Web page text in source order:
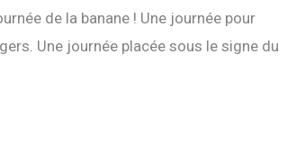
de la banane ! Une journée pour
Une journée placée sous le signe du